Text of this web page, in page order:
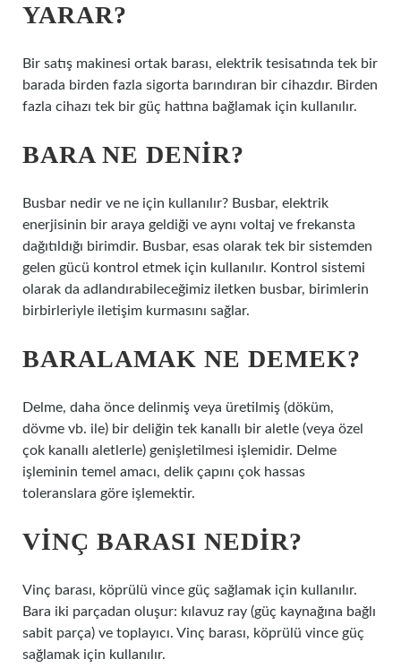
YARAR?
Bir satış makinesi ortak barası, elektrik tesisatında tek bir
barada birden fazla sigorta barındıran bir cihazdır. Birden
fazla cihazı tek bir güç hattına bağlamak için kullanılır.
BARA NE DENIR?
Busbar nedir ve ne için kullanılır? Busbar, elektrik
enerjisinin bir araya geldiği ve aynı voltaj ve frekansta
dağıtıldığı birimdir. Busbar, esas olarak tek bir sistemden
gelen gücü kontrol etmek için kullanılır. Kontrol sistemi
olarak da adlandırabileceğimiz iletken busbar, birimlerin
birbirleriyle iletişim kurmasını sağlar.
BARALAMAK NE DEMEK?
Delme, daha önce delinmiş veya üretilmiş (döküm,
dövme vb. ile) bir deliğin tek kanallı bir aletle (veya özel
çok kanallı aletlerle) genişletilmesi işlemidir. Delme
işleminin temel amacı, delik çapını çok hassas
toleranslara göre işlemektir.
VINÇ BARASI NEDIR?
Vinç barası, köprülü vince güç sağlamak için kullanılır.
Bara iki parçadan oluşur: kılavuz ray (güç kaynağına bağlı
sabit parça) ve toplayıcı. Vinç barası, köprülü vince güç
sağlamak için kullanılır.